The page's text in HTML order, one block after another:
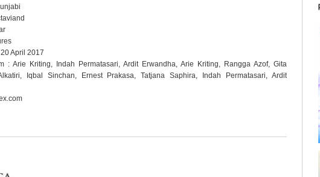
April 2017
: Arie Kriting, Indah Permatasari, Ardit Erwandha, Arie Kriting, Rangga Azof, Gita
Iqbal Sinchan, Ernest Prakasa, Tatjana Saphira, Indah Permatasari, Ardit